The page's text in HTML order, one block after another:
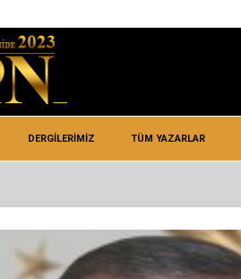
DERGİLERİMİZ TÜM YAZARLAR